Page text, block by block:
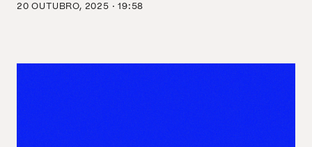
20 OUTUBRO, 2025 · 19:58